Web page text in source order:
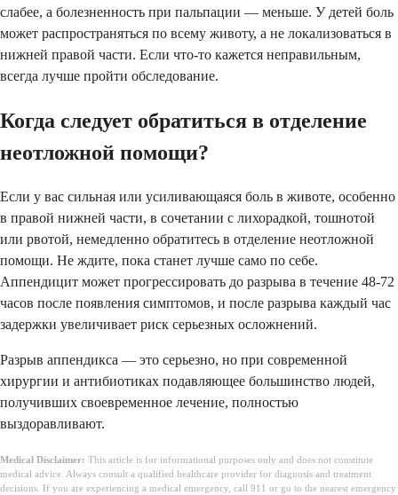
слабее, а болезненность при пальпации — меньше. У детей боль
может распространяться по всему животу, а не локализоваться в
нижней правой части. Если что-то кажется неправильным,
всегда лучше пройти обследование.
Когда следует обратиться в отделение
неотложной помощи?
Если у вас сильная или усиливающаяся боль в животе, особенно
в правой нижней части, в сочетании с лихорадкой, тошнотой
или рвотой, немедленно обратитесь в отделение неотложной
помощи. Не ждите, пока станет лучше само по себе.
Аппендицит может прогрессировать до разрыва в течение 48-72
часов после появления симптомов, и после разрыва каждый час
задержки увеличивает риск серьезных осложнений.
Разрыв аппендикса — это серьезно, но при современной
хирургии и антибиотиках подавляющее большинство людей,
получивших своевременное лечение, полностью
выздоравливают.
Medical Disclaimer: This article is for informational purposes only and does not constitute
medical advice. Always consult a qualified healthcare provider for diagnosis and treatment
decisions. If you are experiencing a medical emergency, call 911 or go to the nearest emergency